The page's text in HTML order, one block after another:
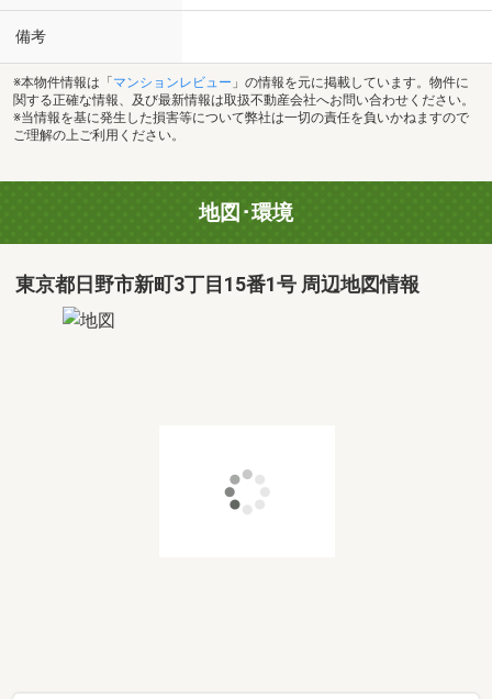
備考
※本物件情報は「 マンションレビュー 」の情報を元に掲載しています。物件に
関する正確な情報、及び最新情報は取扱不動産会社へお問い合わせください。
※当情報を基に発生した損害等について弊社は一切の責任を負いかねますので
ご理解の上ご利用ください。
地図･環境
東京都日野市新町3丁目15番1号 周辺地図情報